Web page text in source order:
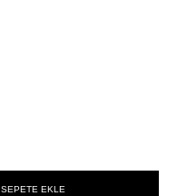
SEPETE EKLE